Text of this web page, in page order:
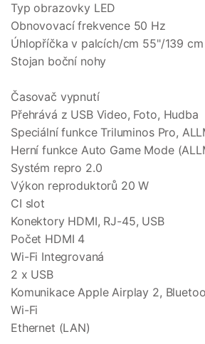
Typ obrazovky LED
Obnovovací frekvence 50 Hz
Úhlopříčka v palcích/cm 55"/139 cm
Stojan boční nohy
Časovač vypnutí
Přehrává z USB Video, Foto, Hudba
Speciální funkce Triluminos Pro,
Herní funkce Auto Game Mode
Systém repro 2.0
Výkon reproduktorů 20 W
CI slot
Konektory HDMI, RJ-45, USB
Počet HDMI 4
Wi-Fi Integrovaná
2 x USB
Komunikace Apple Airplay 2,
Wi-Fi
Ethernet (LAN)